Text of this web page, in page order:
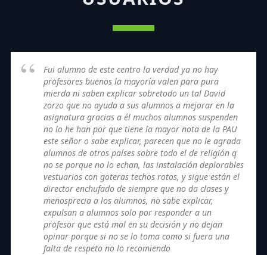
Fui alumno de este centro la verdad ya no hay
profesores buenos la mayoría valen para pura
mierda ni saben explicar sobretodo un tal David
zorzo que no ayuda a sus alumnos a mejorar en la
asignatura gracias a él muchos alumnos suspenden
no lo he han por que tiene la mayor nota de la PAU
este señor o sabe explicar, parecen que no le agrada
alumnos de otros países sobre todo el de religión q
no se porque no lo echan, las instalación deplorables
vestuarios con goteras techos rotos, y sigue están el
director enchufado de siempre que no da clases y
menosprecia a los alumnos, no sabe explicar,
expulsan a alumnos solo por responder a un
profesor que está mal en su decisión y no dejan
opinar porque si no se lo toma como si fuera una
falta de respeto no lo recomiendo